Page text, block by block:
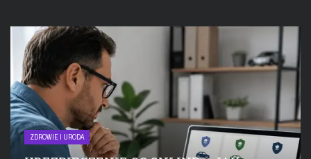
ZDROWIE I URODA